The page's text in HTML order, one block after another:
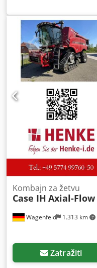
odličnom stanju. Radni
1988. Prednji
prenos. Brzina: 30 km/
Lokacija: nema
Wagenfeld 1.313 km
Kombajn za žetvu
Case IH Axial-Flow
Zatražiti